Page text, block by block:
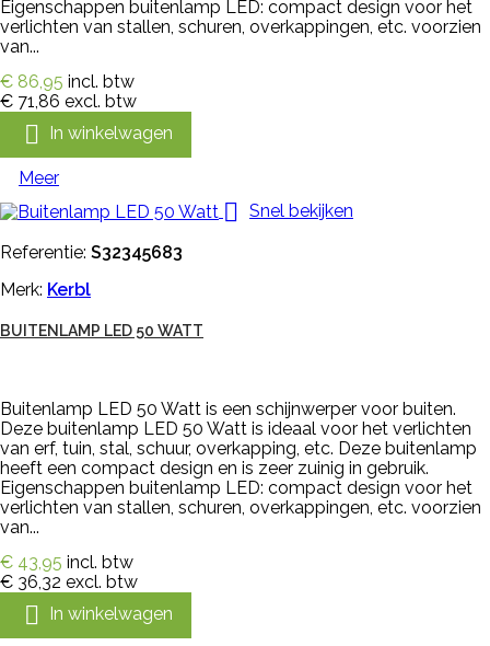
Eigenschappen buitenlamp LED: compact design voor het
verlichten van stallen, schuren, overkappingen, etc. voorzien
van...
€ 86,95 incl. btw
€ 71,86 excl. btw
 In winkelwagen
Meer
 Snel bekijken
Referentie: S32345683
Merk: Kerbl
BUITENLAMP LED 50 WATT
Buitenlamp LED 50 Watt is een schijnwerper voor buiten.
Deze buitenlamp LED 50 Watt is ideaal voor het verlichten
van erf, tuin, stal, schuur, overkapping, etc. Deze buitenlamp
heeft een compact design en is zeer zuinig in gebruik.
Eigenschappen buitenlamp LED: compact design voor het
verlichten van stallen, schuren, overkappingen, etc. voorzien
van...
€ 43,95 incl. btw
€ 36,32 excl. btw
 In winkelwagen